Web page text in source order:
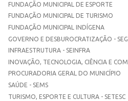
FUNDAÇÃO MUNICIPAL DE ESPORTE
FUNDAÇÃO MUNICIPAL DE TURISMO
FUNDAÇÃO MUNICIPAL INDÍGENA
GOVERNO E DESBUROCRATIZAÇÃO -
INFRAESTRUTURA - SEINFRA
INOVAÇÃO, TECNOLOGIA, CIÊNCIA E
PROCURADORIA GERAL DO MUNICÍPIO
SAÚDE - SEMS
TURISMO, ESPORTE E CULTURA - SETESC